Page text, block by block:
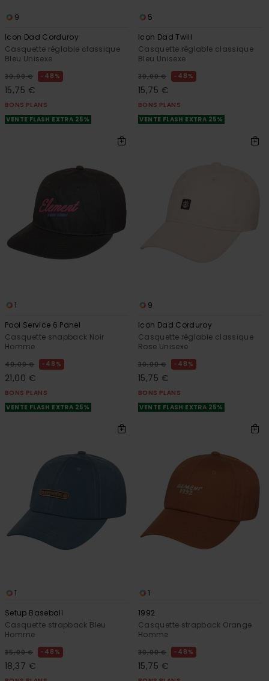
9
Icon Dad Corduroy
Casquette réglable classique
Bleu Unisexe
30,00 € 48%
15,75 €
BONS PLANS
VENTE FLASH EXTRA 25%
5
Icon Dad Twill
Casquette réglable classique
Bleu Unisexe
30,00 € 48%
15,75 €
BONS PLANS
VENTE FLASH EXTRA 25%
1
Pool Service 6 Panel
Casquette snapback Noir
Homme
40,00 € 48%
21,00 €
BONS PLANS
VENTE FLASH EXTRA 25%
9
Icon Dad Corduroy
Casquette réglable classique
Rose Unisexe
30,00 € 48%
15,75 €
BONS PLANS
VENTE FLASH EXTRA 25%
1
Setup Baseball
Casquette strapback Bleu
Homme
35,00 € 48%
18,37 €
1
1992
Casquette strapback Orange
Homme
30,00 € 48%
15,75 €